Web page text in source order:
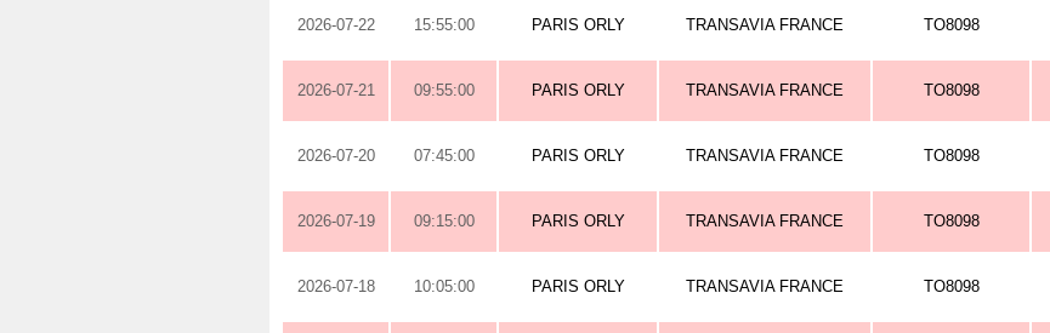
2026-07-22 15:55:00 PARIS ORLY TRANSAVIA FRANCE TO8098
2026-07-21 09:55:00 PARIS ORLY TRANSAVIA FRANCE TO8098
2026-07-20 07:45:00 PARIS ORLY TRANSAVIA FRANCE TO8098
2026-07-19 09:15:00 PARIS ORLY TRANSAVIA FRANCE TO8098
2026-07-18 10:05:00 PARIS ORLY TRANSAVIA FRANCE TO8098